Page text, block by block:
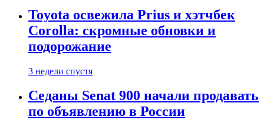
Toyota освежила Prius и хэтчбек
Corolla: скромные обновки и
подорожание
3 недели спустя
Седаны Senat 900 начали продавать
по объявлению в России